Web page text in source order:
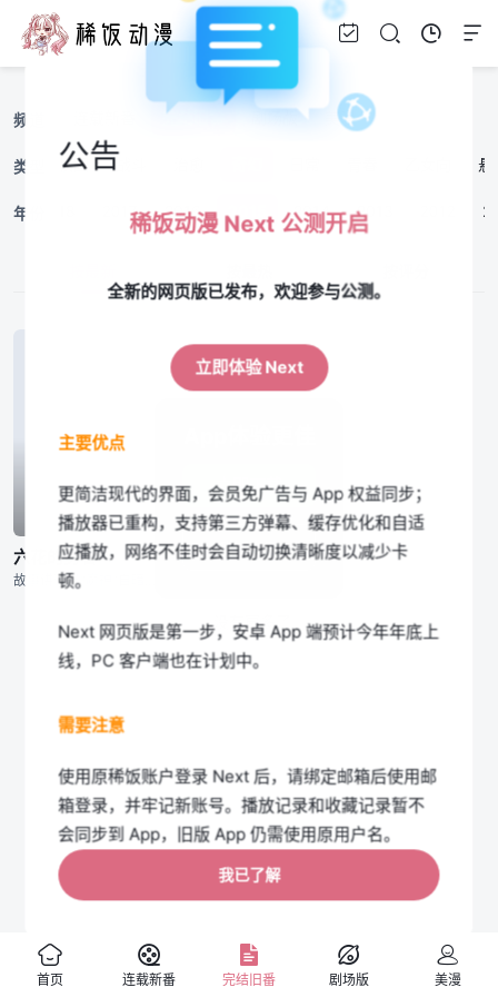
立即下载
我知道了
频道 完结旧番 剧场版 美漫
类型
漫改 校园 悬
年份 2017 2016 2015 2014 2013
第集
六花的勇者
第集
GATE 奇幻自卫队
没有更多了
首页 连载新番 完结旧番 剧场版 美漫
公告
稀饭动漫 Next 公测开启
全新的网页版已发布，欢迎参与公测。
立即体验 Next
主要优点
更简洁现代的界面，会员免广告与 App 权益同步；
播放器已重构，支持第三方弹幕、缓存优化和自适
应播放，网络不佳时会自动切换清晰度以减少卡
顿。
Next 网页版是第一步，安卓 App 端预计今年年底上
线，PC 客户端也在计划中。
需要注意
使用原稀饭账户登录 Next 后，请绑定邮箱后使用邮
箱登录，并牢记新账号。播放记录和收藏记录暂不
会同步到 App，旧版 App 仍需使用原用户名。
如果您介意以上限制，可以暂时继续使用旧版网页
旧版公告
我已了解